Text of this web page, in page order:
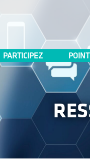
PARTICIPEZ